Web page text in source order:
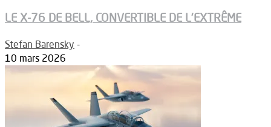
LE X-76 DE BELL, CONVERTIBLE DE L’EXTRÊME
Stefan Barensky -
10 mars 2026